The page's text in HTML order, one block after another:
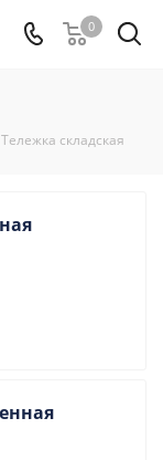
0
Тележка складская